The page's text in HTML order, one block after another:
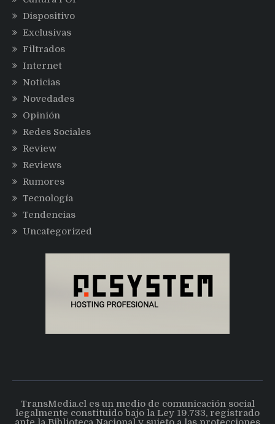
Dispositivo
Exclusivas
Filtrados
Internet
Noticias
Novedades
Opinión
Redes Sociales
Review
Reviews
Rumores
Tecnología
Tendencias
Uncategorized
TransMedia.cl es un medio de comunicación social
legalmente constituido bajo la Ley 19.733, registrado